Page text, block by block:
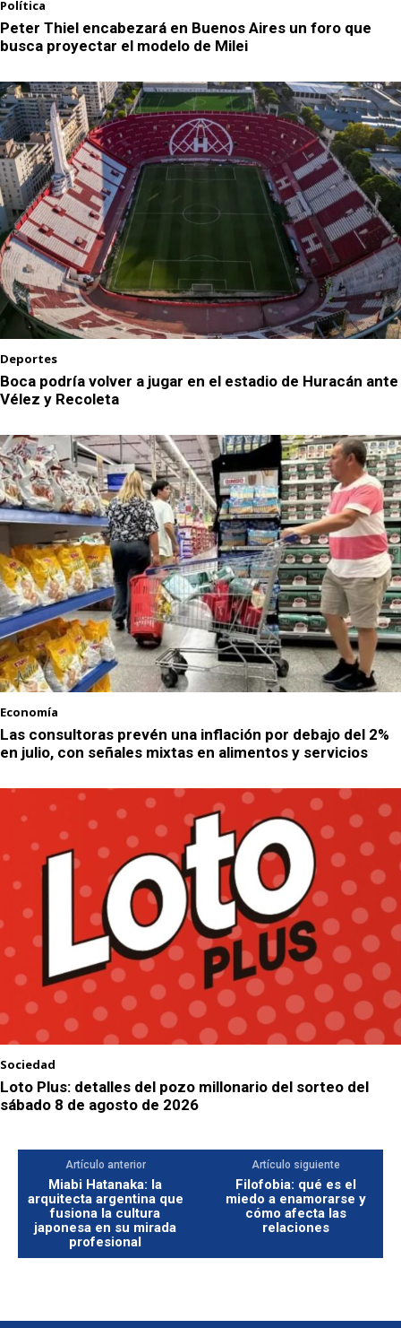
Política
Peter Thiel encabezará en Buenos Aires un foro que
busca proyectar el modelo de Milei
Deportes
Boca podría volver a jugar en el estadio de Huracán ante
Vélez y Recoleta
Economía
Las consultoras prevén una inflación por debajo del 2%
en julio, con señales mixtas en alimentos y servicios
Sociedad
Loto Plus: detalles del pozo millonario del sorteo del
sábado 8 de agosto de 2026
Artículo anterior
Miabi Hatanaka: la
arquitecta argentina que
fusiona la cultura
japonesa en su mirada
profesional
Artículo siguiente
Filofobia: qué es el
miedo a enamorarse y
cómo afecta las
relaciones